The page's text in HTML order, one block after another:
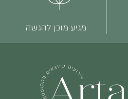
מגיע מוכן להגשה